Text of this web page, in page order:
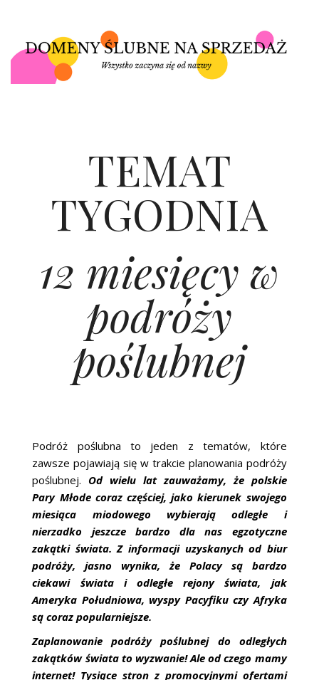
{HOT SEXY BEST}
BRI GROUP
TEMAT
TYGODNIA
12 miesięcy w
podróży
poślubnej
Podróż poślubna to jeden z tematów, które
zawsze pojawiają się w trakcie planowania podróży
poślubnej. Od wielu lat zauważamy, że polskie
Pary Młode coraz częściej, jako kierunek swojego
miesiąca miodowego wybierają odległe i
nierzadko jeszcze bardzo dla nas egzotyczne
zakątki świata. Z informacji uzyskanych od biur
podróży, jasno wynika, że Polacy są bardzo
ciekawi świata i odległe rejony świata, jak
Ameryka Południowa, wyspy Pacyfiku czy Afryka
są coraz popularniejsze.
Zaplanowanie podróży poślubnej do odległych
zakątków świata to wyzwanie! Ale od czego mamy
internet! Tysiące stron z promocyjnymi ofertami